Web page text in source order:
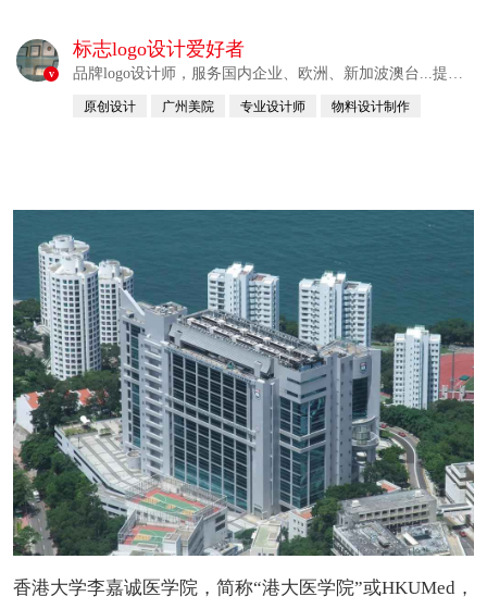
v
标志logo设计爱好者
品牌logo设计师，服务国内企业、欧洲、新加波澳台...提供
原创设计 广州美院 专业设计师 物料设计制作
香港大学李嘉诚医学院，简称“港大医学院”或HKUMed，